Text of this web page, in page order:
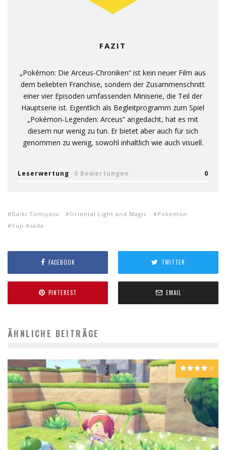
FAZIT
„Pokémon: Die Arceus-Chroniken“ ist kein neuer Film aus
dem beliebten Franchise, sondern der Zusammenschnitt
einer vier Episoden umfassenden Miniserie, die Teil der
Hauptserie ist. Eigentlich als Begleitprogramm zum Spiel
„Pokémon-Legenden: Arceus“ angedacht, hat es mit
diesem nur wenig zu tun. Er bietet aber auch für sich
genommen zu wenig, sowohl inhaltlich wie auch visuell.
Leserwertung 0 Bewertungen 0
Daiki Tomiyasu Oriental Light and Magic
Pokemon
Yuji Asada
FACEBOOK TWITTER
PINTEREST EMAIL
ÄHNLICHE BEITRÄGE